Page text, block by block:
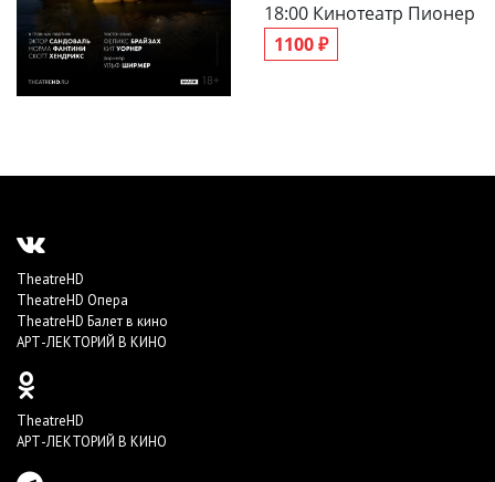
18:00 Кинотеатр Пионер
1100 ₽
TheatreHD
TheatreHD Опера
TheatreHD Балет в кино
АРТ-ЛЕКТОРИЙ В КИНО
TheatreHD
АРТ-ЛЕКТОРИЙ В КИНО